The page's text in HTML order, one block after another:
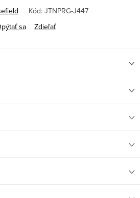
Kód: JTNPRG-J447
sa
Zdieľať